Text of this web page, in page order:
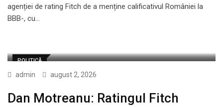
agenției de rating Fitch de a menține calificativul României la
BBB-, cu…
POLITICĂ
admin august 2, 2026
Dan Motreanu: Ratingul Fitch